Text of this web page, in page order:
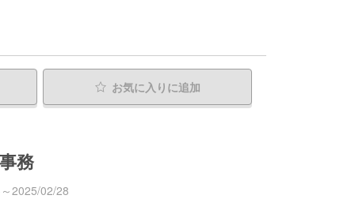
お気に入り に追加
務
2025/02/28